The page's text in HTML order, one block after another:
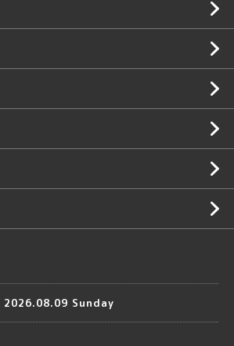
2026.08.09 Sunday